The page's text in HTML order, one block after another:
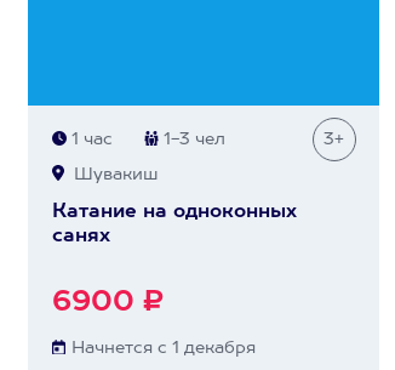
1 час 1-3 чел 3+
Шувакиш
Катание на одноконных
санях
6900 ₽
Начнется с 1 декабря